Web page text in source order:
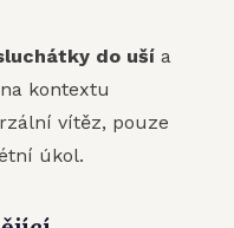
do uší a
kontextu
vítěz, pouze
úkol.